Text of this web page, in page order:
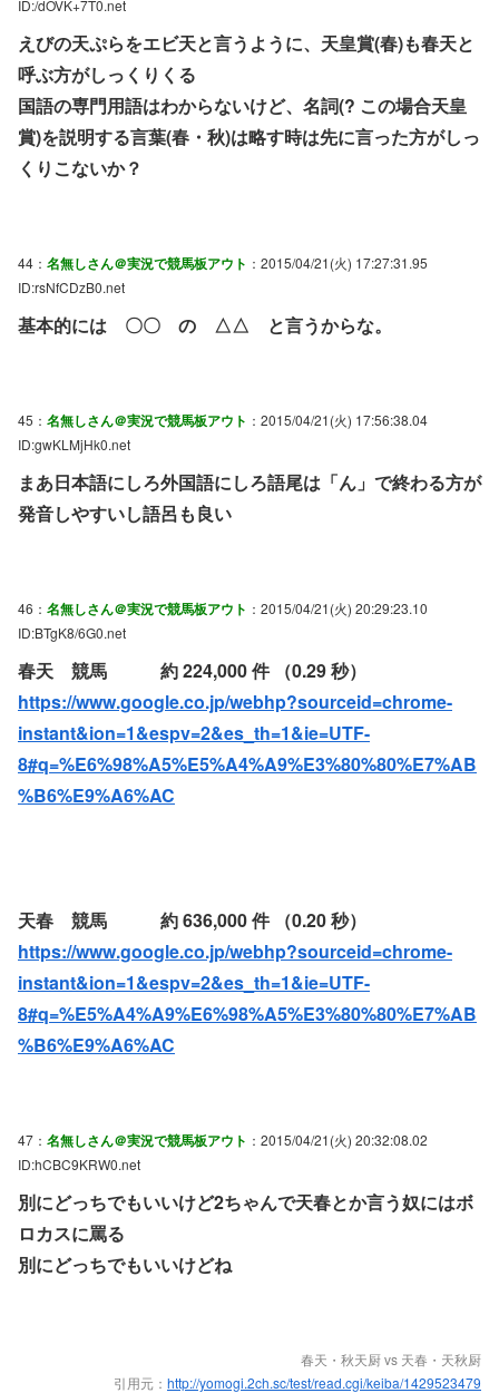
ID:/dOVK+7T0.net
えびの天ぷらをエビ天と言うように、天皇賞(春)も春天と
呼ぶ方がしっくりくる
国語の専門用語はわからないけど、名詞(? この場合天皇
賞)を説明する言葉(春・秋)は略す時は先に言った方がしっ
くりこないか？
44： 名無しさん＠実況で競馬板アウト ：2015/04/21(火) 17:27:31.95
ID:rsNfCDzB0.net
基本的には 〇〇 の △△ と言うからな。
45： 名無しさん＠実況で競馬板アウト ：2015/04/21(火) 17:56:38.04
ID:gwKLMjHk0.net
まあ日本語にしろ外国語にしろ語尾は「ん」で終わる方が
発音しやすいし語呂も良い
46： 名無しさん＠実況で競馬板アウト ：2015/04/21(火) 20:29:23.10
ID:BTgK8/6G0.net
春天 競馬 約 224,000 件 （0.29 秒）
https://www.google.co.jp/webhp?sourceid=chrome-
instant&ion=1&espv=2&es_th=1&ie=UTF-
8#q=%E6%98%A5%E5%A4%A9%E3%80%80%E7%AB
%B6%E9%A6%AC
天春 競馬 約 636,000 件 （0.20 秒）
https://www.google.co.jp/webhp?sourceid=chrome-
instant&ion=1&espv=2&es_th=1&ie=UTF-
8#q=%E5%A4%A9%E6%98%A5%E3%80%80%E7%AB
%B6%E9%A6%AC
47： 名無しさん＠実況で競馬板アウト ：2015/04/21(火) 20:32:08.02
ID:hCBC9KRW0.net
別にどっちでもいいけど2ちゃんで天春とか言う奴にはボ
ロカスに罵る
別にどっちでもいいけどね
春天・秋天厨 vs 天春・天秋厨
引用元： http://yomogi.2ch.sc/test/read.cgi/keiba/1429523479